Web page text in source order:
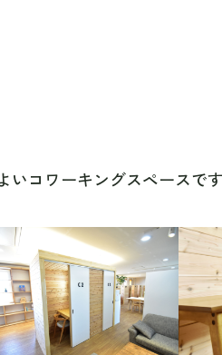
コワーキングスペースです